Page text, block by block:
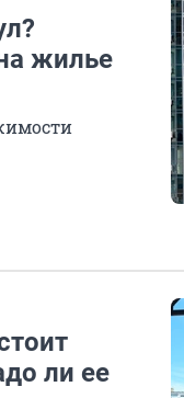
жилье
ли ее